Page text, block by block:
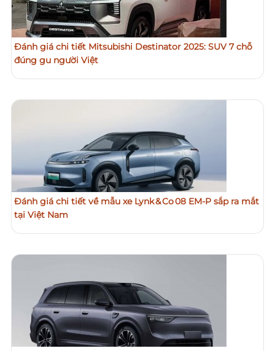
Đánh giá chi tiết Mitsubishi Destinator 2025: SUV 7 chỗ
đúng gu người Việt
Đánh giá chi tiết về mẫu xe Lynk & Co 08 EM‑P sắp ra mắt
tại Việt Nam